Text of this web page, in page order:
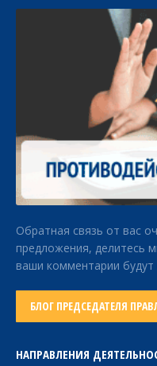
Обратная связь от вас
предложения, делитесь
ваши комментарии
БЛОГ ПРЕДСЕДАТЕЛЯ
НАПРАВЛЕНИЯ